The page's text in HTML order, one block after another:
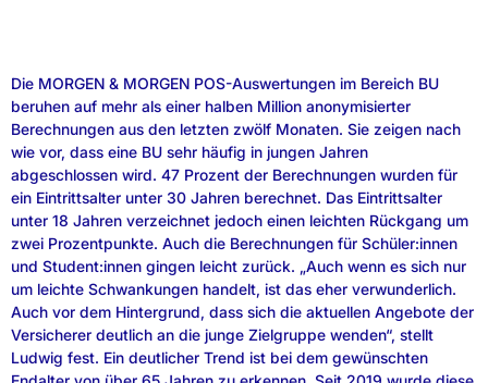
Die MORGEN & MORGEN POS-Auswertungen im Bereich BU
beruhen auf mehr als einer halben Million anonymisierter
Berechnungen aus den letzten zwölf Monaten. Sie zeigen nach
wie vor, dass eine BU sehr häufig in jungen Jahren
abgeschlossen wird. 47 Prozent der Berechnungen wurden für
ein Eintrittsalter unter 30 Jahren berechnet. Das Eintrittsalter
unter 18 Jahren verzeichnet jedoch einen leichten Rückgang um
zwei Prozentpunkte. Auch die Berechnungen für Schüler:innen
und Student:innen gingen leicht zurück. „Auch wenn es sich nur
um leichte Schwankungen handelt, ist das eher verwunderlich.
Auch vor dem Hintergrund, dass sich die aktuellen Angebote der
Versicherer deutlich an die junge Zielgruppe wenden“, stellt
Ludwig fest. Ein deutlicher Trend ist bei dem gewünschten